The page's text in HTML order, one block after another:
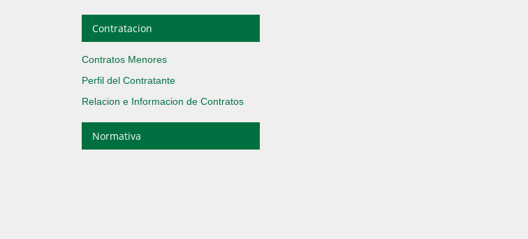
Contratacion
Contratos Menores
Perfil del Contratante
Relacion e Informacion de Contratos
Normativa